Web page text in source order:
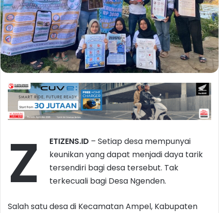
Z ETIZENS.ID – Setiap desa mempunyai
keunikan yang dapat menjadi daya tarik
tersendiri bagi desa tersebut. Tak
terkecuali bagi Desa Ngenden.
Salah satu desa di Kecamatan Ampel, Kabupaten